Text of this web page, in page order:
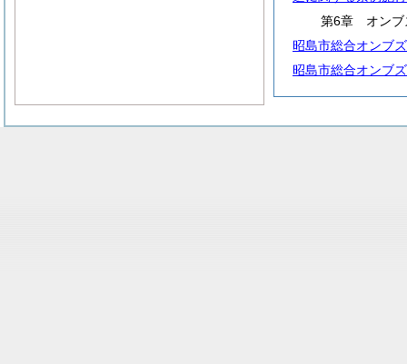
第6章 オンブ
昭島市総合オンブ
昭島市総合オンブ